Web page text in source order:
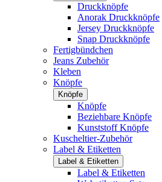
Druckknöpfe
Anorak Druckknöpfe
Jersey Druckknöpfe
Snap Druckknöpfe
Fertigbündchen
Jeans Zubehör
Kleben
Knöpfe
Knöpfe
Knöpfe
Beziehbare Knöpfe
Kunststoff Knöpfe
Kuscheltier-Zubehör
Label & Etiketten
Label & Etiketten
Label & Etiketten